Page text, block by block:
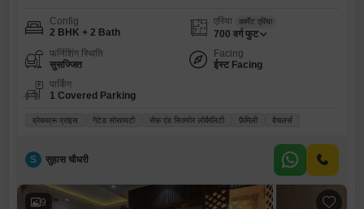
Config
2 BHK + 2 Bath
एरिया कार्पेट एरिया
700 वर्ग फुट
फर्निशिंग स्थिति
सुसज्जित
Facing
ईस्ट Facing
पार्किंग
1 Covered Parking
ब्रेकथ्रू प्राइस गेटेड सोसायटी सेफ़ एंड सिक्योर लोकैलिटी फ़ैमिली बैचलर्स
S सुहास चौधरी
9